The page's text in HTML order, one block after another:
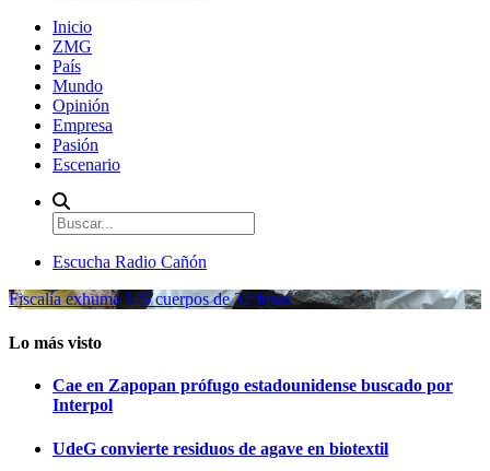
Inicio
ZMG
País
Mundo
Opinión
Empresa
Pasión
Escenario
Escucha Radio Cañón
Fiscalía exhuma 126 cuerpos de 32 fosas
Lo más visto
Cae en Zapopan prófugo estadounidense buscado por
Interpol
UdeG convierte residuos de agave en biotextil